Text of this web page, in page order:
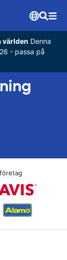
världen Denna
- passa på